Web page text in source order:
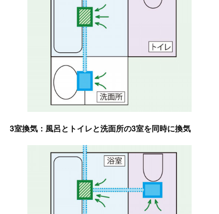
3室換気：風呂とトイレと洗面所の3室を同時に換気